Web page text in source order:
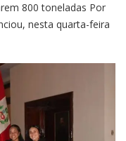
800 toneladas Por
nesta quarta-feira
de semana passado,